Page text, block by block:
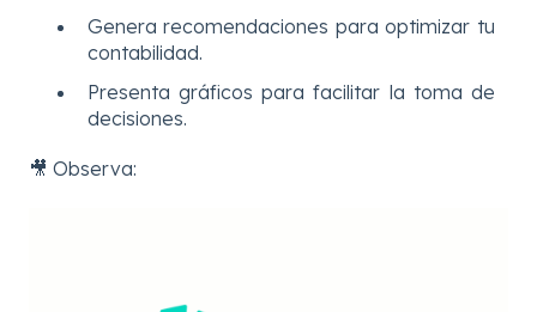
Genera recomendaciones para optimizar tu
contabilidad.
Presenta gráficos para facilitar la toma de
decisiones.
🎥 Observa: